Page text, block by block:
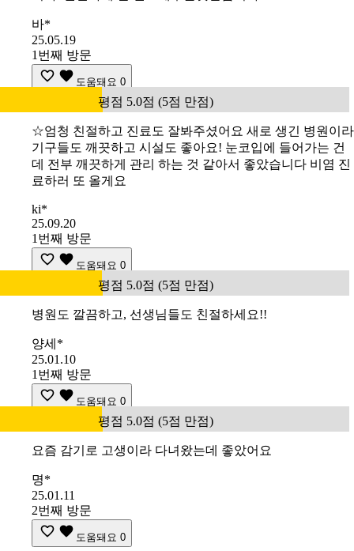
바*
25.05.19
1번째 방문
도움돼요 0
평점 5.0점 (5점 만점)
☆엄청 친절하고 진료도 잘봐주셨어요 새로 생긴 병원이라
기구들도 깨끗하고 시설도 좋아요! 눈코입에 들어가는 건
데 전부 깨끗하게 관리 하는 것 같아서 좋았습니다 비염 진
료하러 또 올게요
ki*
25.09.20
1번째 방문
도움돼요 0
평점 5.0점 (5점 만점)
병원도 깔끔하고, 선생님들도 친절하세요!!
양세*
25.01.10
1번째 방문
도움돼요 0
평점 5.0점 (5점 만점)
요즘 감기로 고생이라 다녀왔는데 좋았어요
명*
25.01.11
2번째 방문
도움돼요 0